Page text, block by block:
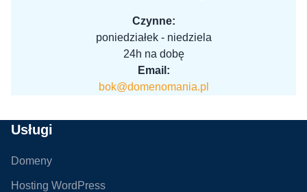
Czynne:
poniedziałek - niedziela
24h na dobę
Email:
bok@domenomania.pl
Usługi
Domeny
Hosting WordPress